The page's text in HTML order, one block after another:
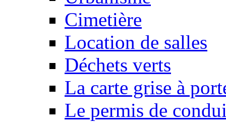
Cimetière
Location de salles
Déchets verts
La carte grise à
Le permis de